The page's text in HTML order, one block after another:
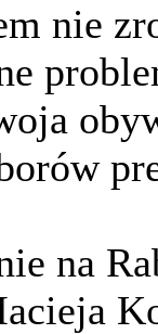
nie
na